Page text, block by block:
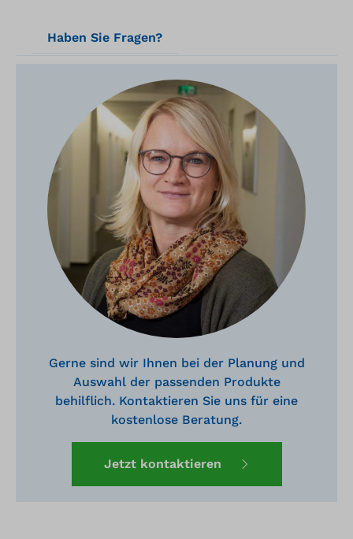
Haben Sie Fragen?
Gerne sind wir Ihnen bei der Planung und
Auswahl der passenden Produkte
behilflich. Kontaktieren Sie uns für eine
kostenlose Beratung.
Jetzt kontaktieren